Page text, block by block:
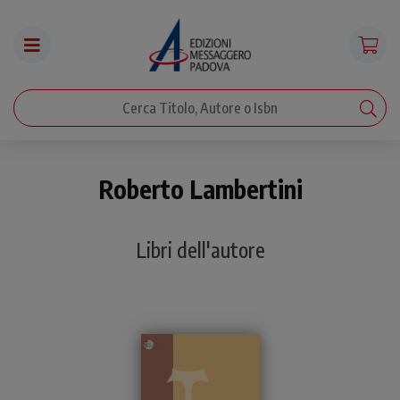
Roberto Lambertini
Libri dell'autore